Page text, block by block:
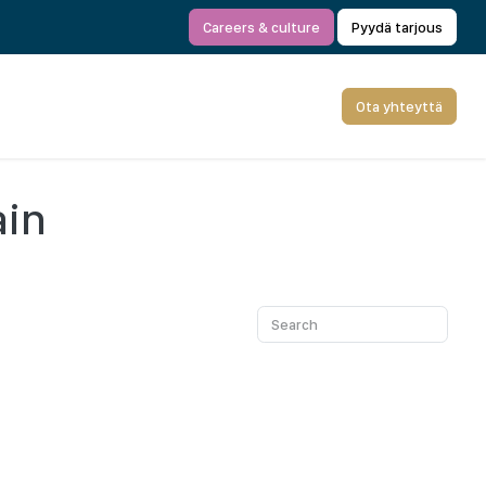
Careers & culture Pyydä tarjous
Ota yhteyttä